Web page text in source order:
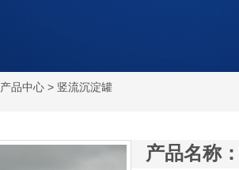
产品名称
产品中心 > 竖流沉淀罐